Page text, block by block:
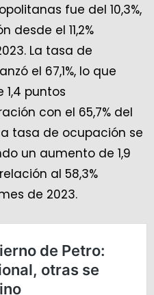
fue del 10,3%,
el 11,2%
La tasa de
el 67,1%, lo que
puntos
con el 65,7% del
tasa de ocupación se
un aumento de 1,9
al 58,3%
de 2023.